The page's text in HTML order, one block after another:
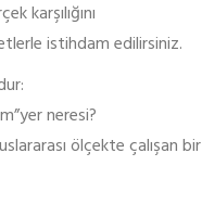
karşılığını
istihdam edilirsiniz.
neresi?
ölçekte çalışan bir